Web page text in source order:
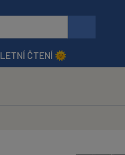
LETNÍ ČTENÍ 🌞